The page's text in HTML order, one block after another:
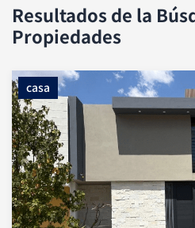
Resultados de la
Propiedades
casa